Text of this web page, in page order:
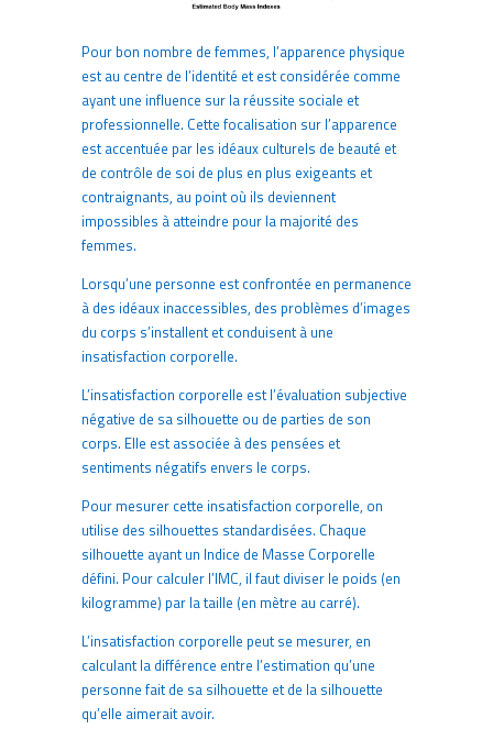
Pour bon nombre de femmes, l’apparence physique
est au centre de l’identité et est considérée comme
ayant une influence sur la réussite sociale et
professionnelle. Cette focalisation sur l’apparence
est accentuée par les idéaux culturels de beauté et
de contrôle de soi de plus en plus exigeants et
contraignants, au point où ils deviennent
impossibles à atteindre pour la majorité des
femmes.
Lorsqu’une personne est confrontée en permanence
à des idéaux inaccessibles, des problèmes d’images
du corps s’installent et conduisent à une
insatisfaction corporelle.
L’insatisfaction corporelle est l’évaluation subjective
négative de sa silhouette ou de parties de son
corps. Elle est associée à des pensées et
sentiments négatifs envers le corps.
Pour mesurer cette insatisfaction corporelle, on
utilise des silhouettes standardisées. Chaque
silhouette ayant un Indice de Masse Corporelle
défini. Pour calculer l’IMC, il faut diviser le poids (en
kilogramme) par la taille (en mètre au carré).
L’insatisfaction corporelle peut se mesurer, en
calculant la différence entre l’estimation qu’une
personne fait de sa silhouette et de la silhouette
qu’elle aimerait avoir.